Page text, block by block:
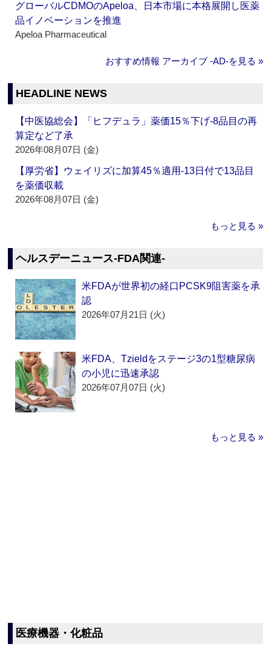
グローバルCDMOのApeloa、日本市場に本格展開し医薬
品イノベーションを推進
Apeloa Pharmaceutical
おすすめ情報 アーカイブ ‐AD‐を見る »
HEADLINE NEWS
【中医協総会】「ヒフデュラ」薬価15％下げ‐8品目の再
算定など了承
2026年08月07日 (金)
【厚労省】ウェイリズに加算45％適用‐13日付で13品目
を薬価収載
2026年08月07日 (金)
もっと見る »
ヘルスデーニュース‐FDA関連‐
米FDAが世界初の経口PCSK9阻害薬を承
認
2026年07月21日 (火)
米FDA、Tzieldをステージ3の1型糖尿病
の小児に迅速承認
2026年07月07日 (火)
もっと見る »
医療機器・化粧品